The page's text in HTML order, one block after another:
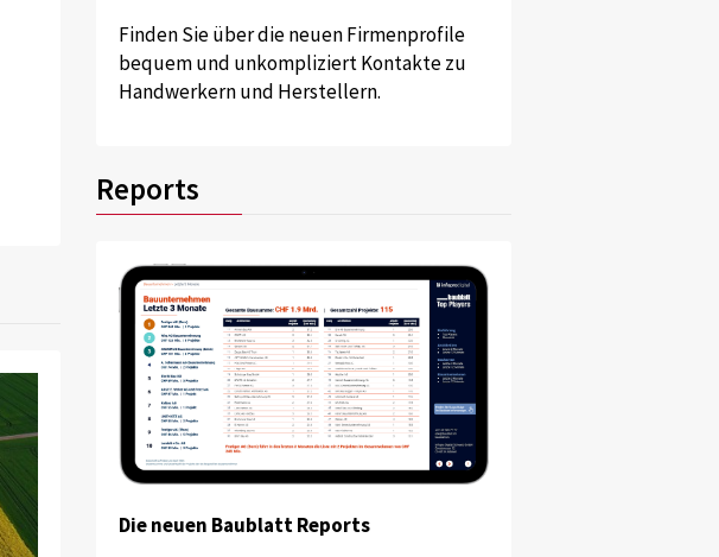
Finden Sie über die neuen Firmenprofile
bequem und unkompliziert Kontakte zu
Handwerkern und Herstellern.
Reports
Die neuen Baublatt Reports